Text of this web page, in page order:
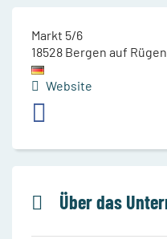
Markt 5/6
18528 Bergen auf Rügen
Website
Über das